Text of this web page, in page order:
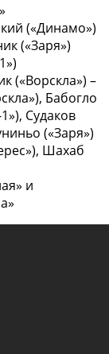
(«Динамо»)
(«Заря»)
(«Ворскла») –
Бабогло
Судаков
(«Заря»)
Шахаб
и